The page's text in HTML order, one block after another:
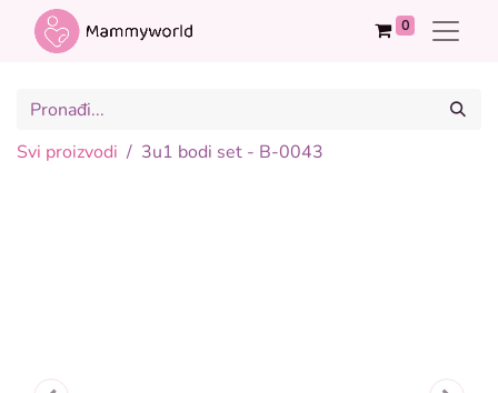
0
Svi proizvodi 3u1 bodi set - B-0043